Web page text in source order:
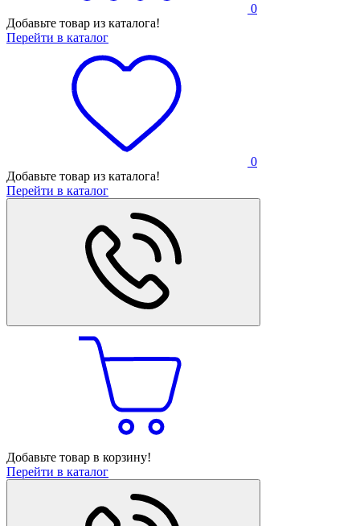
0
Добавьте товар из каталога!
Перейти в каталог
0
Добавьте товар из каталога!
Перейти в каталог
Добавьте товар в корзину!
Перейти в каталог